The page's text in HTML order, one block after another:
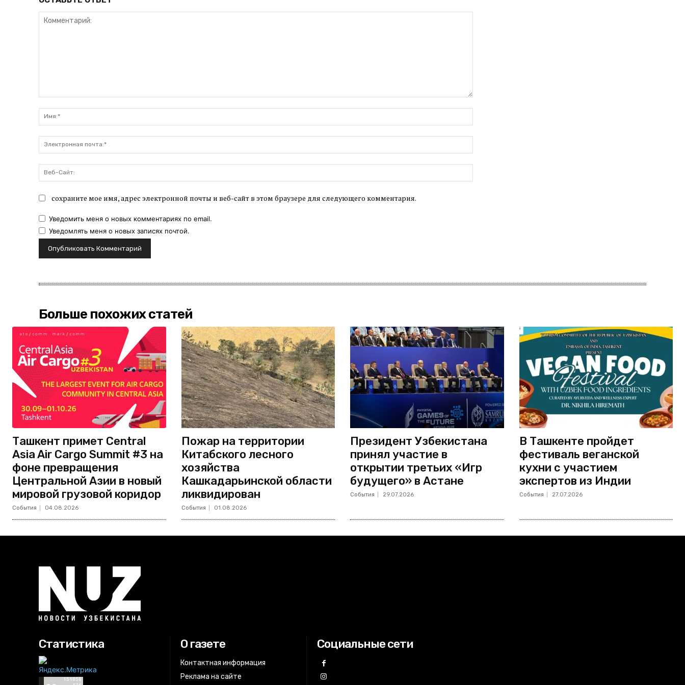
почта:*
Сайт:
сохраните мое имя, адрес электронной почты и веб-сайт в этом браузере для следующего комментария.
Уведомить меня о новых комментариях по email.
Уведомлять меня о новых записях почтой.
Больше похожих статей
Ташкент примет Central
Asia Air Cargo Summit #3 на
фоне превращения
Центральной Азии в новый
мировой грузовой коридор
События 04.08.2026
Пожар на территории
Китабского лесного
хозяйства
Кашкадарьинской области
ликвидирован
События 01.08.2026
Президент Узбекистана
принял участие в
открытии третьих «Игр
будущего» в Астане
События 29.07.2026
В Ташкенте пройдет
фестиваль веганской
кухни с участием
экспертов из Индии
События 27.07.2026
Статистика О газете
Контактная информация
Реклама на сайте
Социальные сети